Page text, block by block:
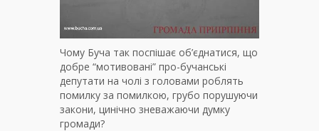
Чому Буча так поспішає об’єднатися, що
добре “мотивовані” про-бучанські
депутати на чолі з головами роблять
помилку за помилкою, грубо порушуючи
закони, цинічно зневажаючи думку
громади?